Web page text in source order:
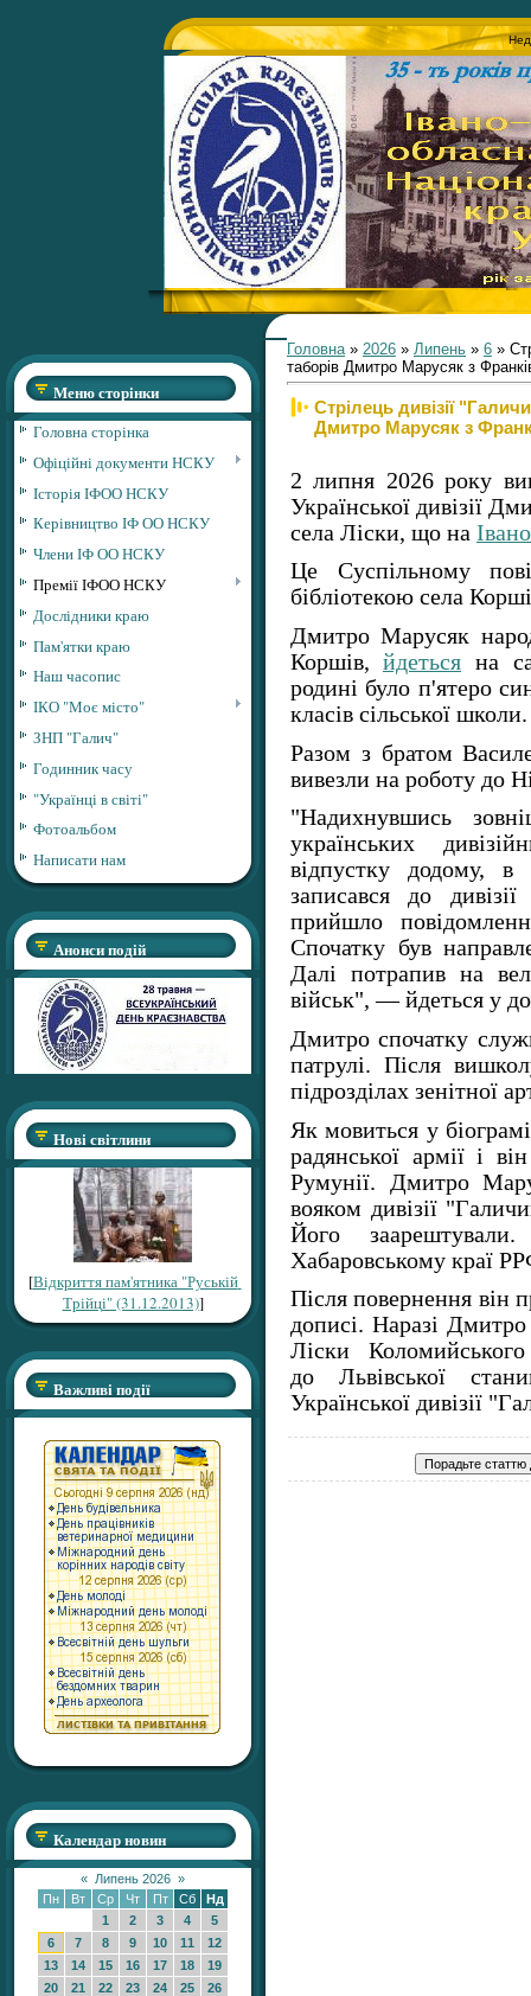
Меню сторінки
Головна сторінка
Офіційні документи НСКУ
Історія ІФОО НСКУ
Керівництво ІФ ОО НСКУ
Члени ІФ ОО НСКУ
Премії ІФОО НСКУ
Дослідники краю
Пам'ятки краю
Наш часопис
ІКО "Моє місто"
ЗНП "Галич"
Годинник часу
"Українці в світі"
Фотоальбом
Написати нам
Анонси подій
Нові світлини
[Відкриття пам'ятника "Руській
Трійці" (31.12.2013)]
Важливі події
Календар новин
« Липень 2026 »
Пн
Вт Ср Чт Пт Сб
Нд
1
2 3 4
5
6
7 8 9 10 11
12
13
14 15 16 17 18
19
20
21 22 23 24 25
26
Головна» 2026 » Липень » 6 »
таборів Дмитро Марусяк з
Стрілець дивізії
Дмитро Марусяк з
2 липня 2026 року
Української дивізії
села Ліски, що на
Це Суспільному
бібліотекою села
Дмитро Марусяк
Коршів, йдеться на
родині було п'ятеро
класів сільської школи.
Разом з братом
вивезли на роботу до
"Надихнувшись
українських
відпустку додому,
записався до
прийшло
Спочатку був
Далі потрапив на
військ", — йдеться у
Дмитро спочатку
патрулі. Після
підрозділах зенітної
Як мовиться у
радянської армії і
Румунії. Дмитро
вояком дивізії
Його
Хабаровському краї
Після повернення він
дописі. Наразі
Ліски
до Львівської
Української дивізії